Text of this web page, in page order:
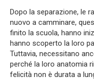
Dopo la separazione, le
nuovo a camminare,
finito la scuola, hanno
hanno scoperto la loro
Tuttavia, necessitano
perché la loro anatomia
felicità non è durata a